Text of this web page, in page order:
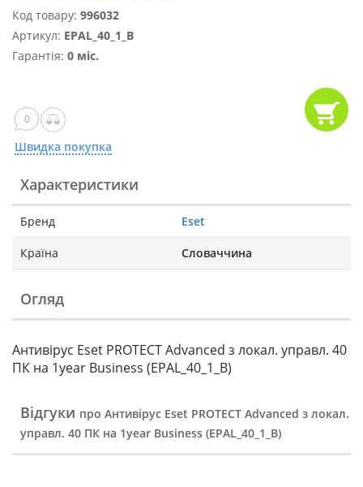
Код товару: 996032
Артикул: EPAL_40_1_B
Гарантія: 0 міс.
0
Швидка покупка
Характеристики
Бренд Eset
Країна Словаччина
Огляд
Антивірус Eset PROTECT Advanced з локал. управл. 40
ПК на 1year Business (EPAL_40_1_B)
Відгуки про Антивірус Eset PROTECT Advanced з локал.
управл. 40 ПК на 1year Business (EPAL_40_1_B)